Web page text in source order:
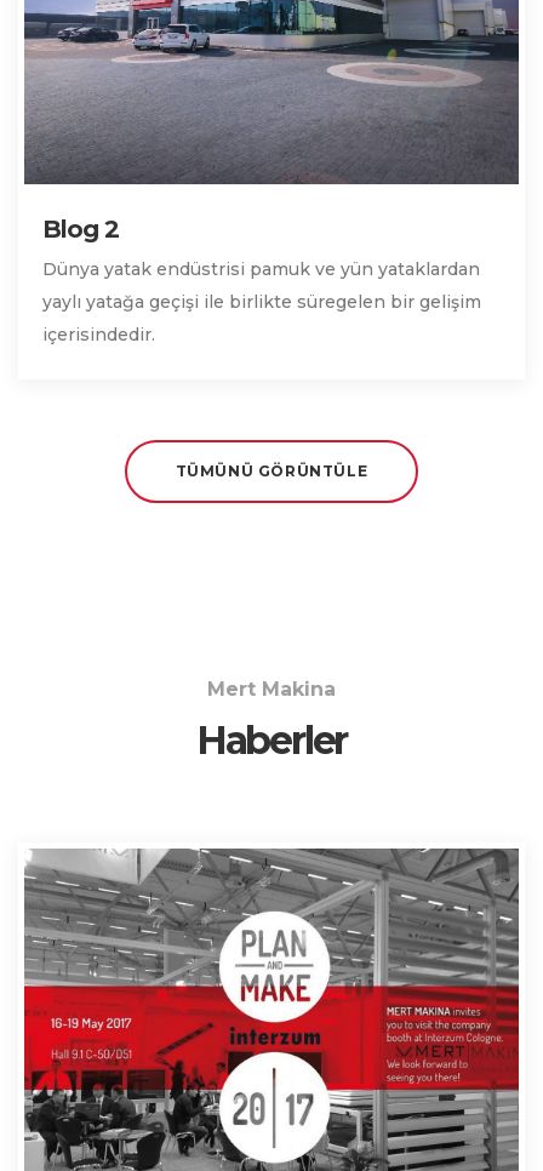
Blog 2
Dünya yatak endüstrisi pamuk ve yün yataklardan
yaylı yatağa geçişi ile birlikte süregelen bir gelişim
içerisindedir.
TÜMÜNÜ GÖRÜNTÜLE
Mert Makina
Haberler